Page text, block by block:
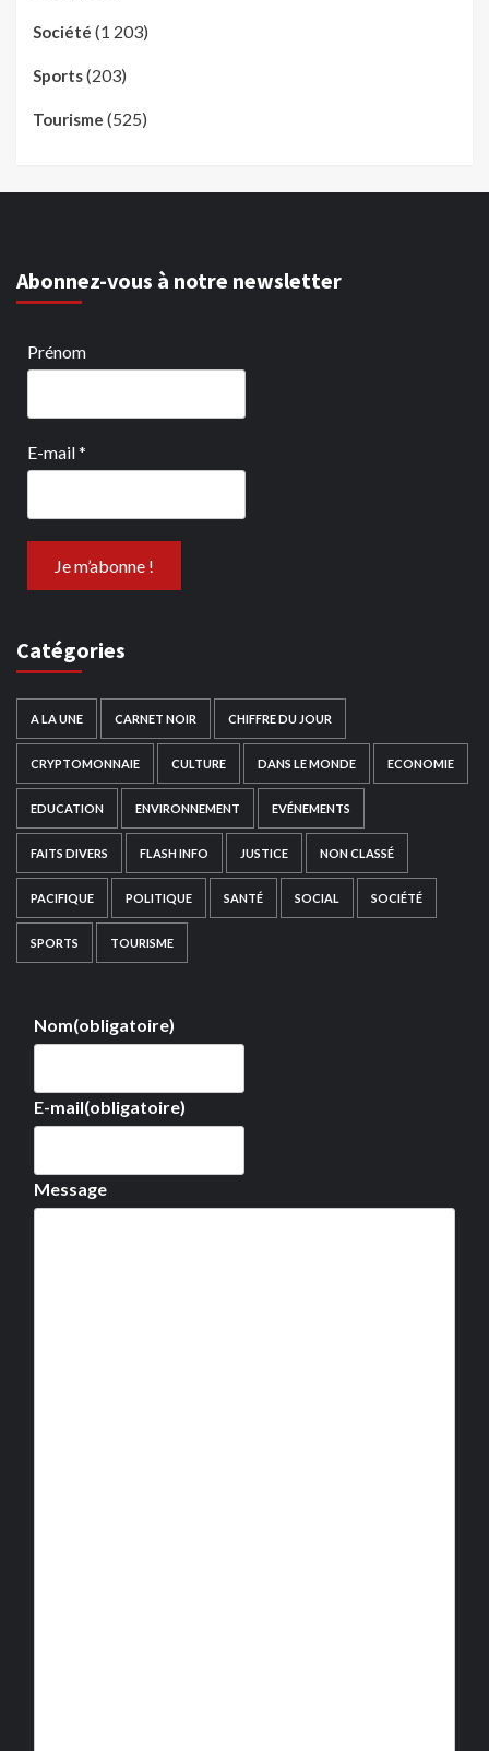
Société (1 203)
Sports(203)
Tourisme (525)
Abonnez-vous à notre newsletter
Prénom
E-mail*
Catégories
A LA UNE CARNET NOIR CHIFFRE DU JOUR
CRYPTOMONNAIE CULTURE DANS LE MONDE ECONOMIE
EDUCATION ENVIRONNEMENT EVÉNEMENTS
FAITS DIVERS FLASH INFO JUSTICE NON CLASSÉ
PACIFIQUE POLITIQUE SANTÉ SOCIAL SOCIÉTÉ
SPORTS TOURISME
Nom(obligatoire)
E-mail(obligatoire)
Message